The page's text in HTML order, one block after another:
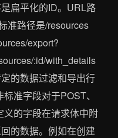
扁平化的ID。URL路
准路径是/resources
export?
:id/with_details
的数据过滤和导出行
准字段对于POST、
义的字段在请求体中附
的数据。例如在创建